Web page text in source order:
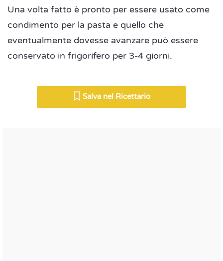
Una volta fatto è pronto per essere usato come
condimento per la pasta e quello che
eventualmente dovesse avanzare può essere
conservato in frigorifero per 3-4 giorni.
Salva nel Ricettario